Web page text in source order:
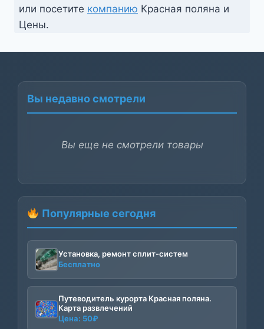
или посетите компанию Красная поляна и
Цены.
Вы недавно смотрели
Вы еще не смотрели товары
Популярные сегодня
Установка, ремонт сплит-систем
Бесплатно
Путеводитель курорта Красная поляна.
Карта развлечений
Цена: 50₽